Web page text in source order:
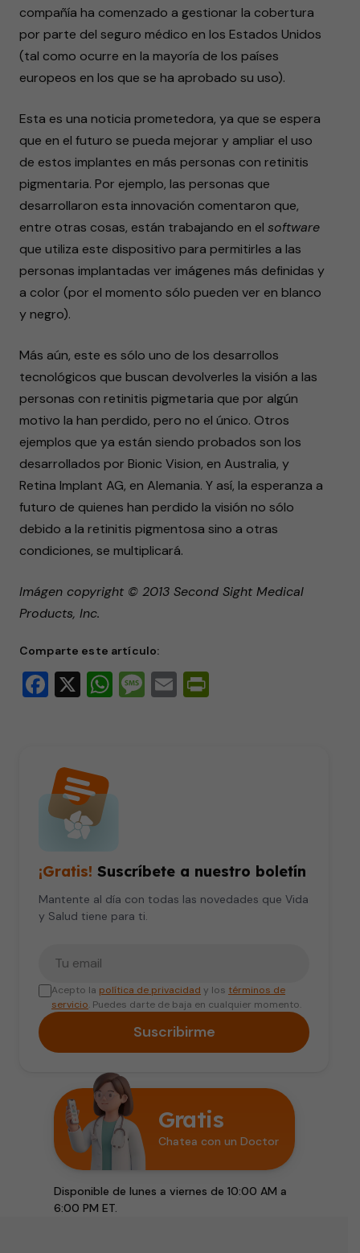
compañía ha comenzado a gestionar la cobertura
por parte del seguro médico en los Estados Unidos
(tal como ocurre en la mayoría de los países
europeos en los que se ha aprobado su uso).
Esta es una noticia prometedora, ya que se espera
que en el futuro se pueda mejorar y ampliar el uso
de estos implantes en más personas con retinitis
pigmentaria. Por ejemplo, las personas que
desarrollaron esta innovación comentaron que,
entre otras cosas, están trabajando en el software
que utiliza este dispositivo para permitirles a las
personas implantadas ver imágenes más definidas y
a color (por el momento sólo pueden ver en blanco
y negro).
Más aún, este es sólo uno de los desarrollos
tecnológicos que buscan devolverles la visión a las
personas con retinitis pigmetaria que por algún
motivo la han perdido, pero no el único. Otros
ejemplos que ya están siendo probados son los
desarrollados por Bionic Vision, en Australia, y
Retina Implant AG, en Alemania. Y así, la esperanza a
futuro de quienes han perdido la visión no sólo
debido a la retinitis pigmentosa sino a otras
condiciones, se multiplicará.
Imágen copyright © 2013 Second Sight Medical
Products, Inc.
Comparte este artículo:
Facebook
X WhatsApp
Message
Email
¡Gratis! Suscríbete a nuestro boletín
Mantente al día con todas las novedades que Vida
y Salud tiene para ti.
Acepto la política de privacidad y los términos de
servicio. Puedes darte de baja en cualquier momento.
Suscribirme
Gratis
Chatea con un Doctor
Disponible de lunes a viernes de 10:00 AM a
6:00 PM ET.